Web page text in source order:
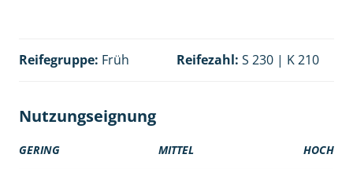
Reifegruppe: Früh Reifezahl: S 230 | K 210
Nutzungseignung
GERING MITTEL HOCH